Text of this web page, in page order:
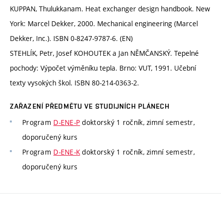
KUPPAN, Thulukkanam. Heat exchanger design handbook. New
York: Marcel Dekker, 2000. Mechanical engineering (Marcel
Dekker, Inc.). ISBN 0-8247-9787-6. (EN)
STEHLÍK, Petr, Josef KOHOUTEK a Jan NĚMČANSKÝ. Tepelné
pochody: Výpočet výměníku tepla. Brno: VUT, 1991. Učební
texty vysokých škol. ISBN 80-214-0363-2.
ZAŘAZENÍ PŘEDMĚTU VE STUDIJNÍCH PLÁNECH
Program D-ENE-P doktorský 1 ročník, zimní semestr,
doporučený kurs
Program D-ENE-Kdoktorský 1 ročník, zimní semestr,
doporučený kurs